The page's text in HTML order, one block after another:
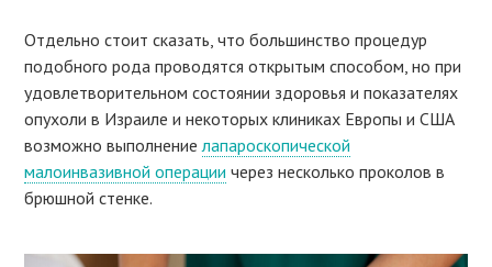
Отдельно стоит сказать, что большинство процедур
подобного рода проводятся открытым способом, но при
удовлетворительном состоянии здоровья и показателях
опухоли в Израиле и некоторых клиниках Европы и США
возможно выполнениелапароскопической
малоинвазивной операции через несколько проколов в
брюшной стенке.